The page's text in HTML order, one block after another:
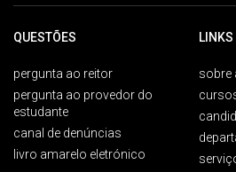
QUESTÕES
pergunta ao reitor
pergunta ao provedor do
estudante
canal de denúncias
livro amarelo eletrónico
sobre